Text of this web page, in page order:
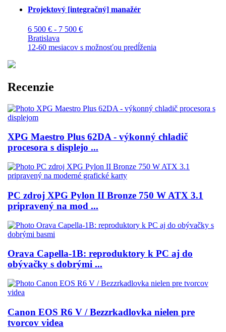
Projektový [integračný] manažér
6 500 € - 7 500 €
Bratislava
12-60 mesiacov s možnosťou predĺženia
Recenzie
XPG Maestro Plus 62DA - výkonný chladič
procesora s displejo ...
PC zdroj XPG Pylon II Bronze 750 W ATX 3.1
pripravený na mod ...
Orava Capella-1B: reproduktory k PC aj do
obývačky s dobrými ...
Canon EOS R6 V / Bezzrkadlovka nielen pre
tvorcov videa